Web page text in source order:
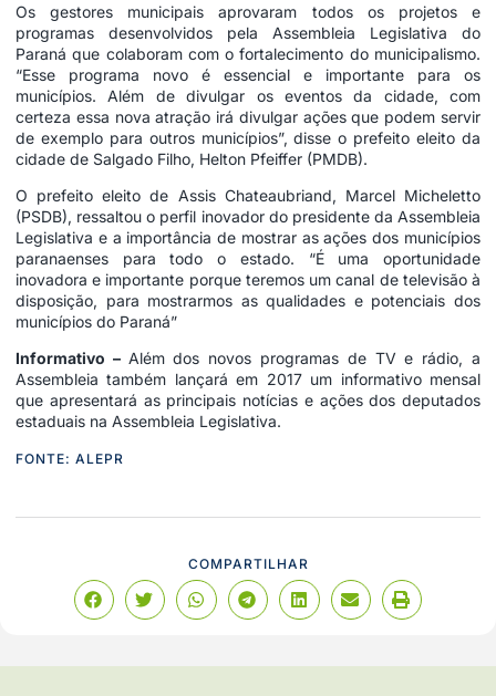
Os gestores municipais aprovaram todos os projetose
programas desenvolvidos pela Assembleia Legislativa do
Paraná que colaboram com o fortalecimento do municipalismo.
“Esse programa novo é essencial e importante para os
municípios. Além de divulgar os eventos da cidade, com
certeza essa nova atração irá divulgar ações que podem servir
de exemplo para outros municípios”, disse o prefeito eleito da
cidade de Salgado Filho, Helton Pfeiffer (PMDB).
O prefeito eleito de Assis Chateaubriand, Marcel Micheletto
(PSDB), ressaltou o perfil inovador do presidente da Assembleia
Legislativa e a importância de mostrar as ações dos municípios
paranaenses para todo o estado. “É uma oportunidade
inovadora e importante porque teremos um canal de televisão à
disposição, para mostrarmos as qualidades e potenciais dos
municípios do Paraná”
Informativo – Além dos novos programas de TV e rádio, a
Assembleia também lançará em 2017 um informativo mensal
que apresentará as principais notícias e ações dos deputados
estaduais na Assembleia Legislativa.
FONTE: ALEPR
COMPARTILHAR